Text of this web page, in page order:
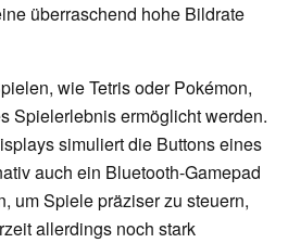
überraschend hohe Bildrate
wie Tetris oder Pokémon,
Spielerlebnis ermöglicht werden.
simuliert die Buttons eines
auch ein Bluetooth-Gamepad
um Spiele präziser zu steuern,
allerdings noch stark